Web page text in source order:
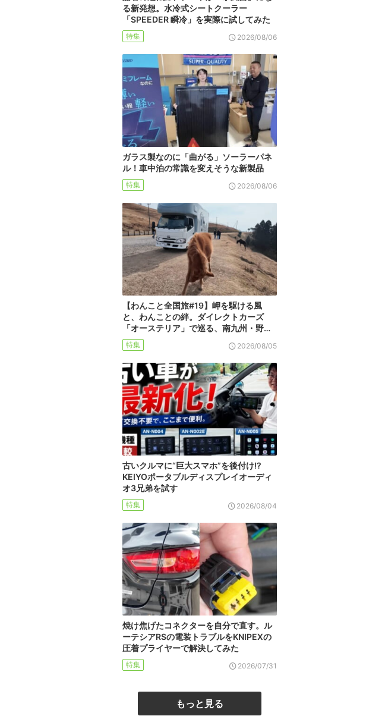
る新発想。水冷式シートクーラー
「SPEEDER 瞬冷」を実際に試してみた
特集 2026/08/06
ガラス製なのに「曲がる」ソーラーパネ
ル！車中泊の常識を変えそうな新製品
特集 2026/08/06
【わんこと全国旅#19】岬を駆ける風
と、わんことの絆。ダイレクトカーズ
「オーステリア」で巡る、南九州・野…
特集 2026/08/05
古いクルマに“巨大スマホ”を後付け!?
KEIYOポータブルディスプレイオーディ
オ3兄弟を試す
特集 2026/08/04
焼け焦げたコネクターを自分で直す。ル
ーテシアRSの電装トラブルをKNIPEXの
圧着プライヤーで解決してみた
特集 2026/07/31
もっと見る